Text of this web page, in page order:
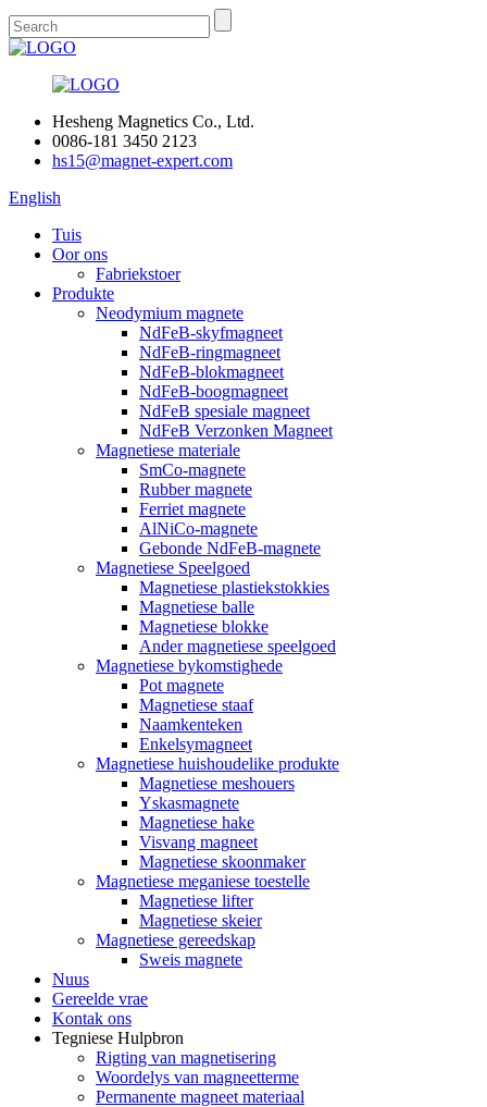
Hesheng Magnetics Co., Ltd.
0086-181 3450 2123
hs15@magnet-expert.com
English
Tuis
Oor ons
Fabriekstoer
Produkte
Neodymium magnete
NdFeB-skyfmagneet
NdFeB-ringmagneet
NdFeB-blokmagneet
NdFeB-boogmagneet
NdFeB spesiale magneet
NdFeB Verzonken Magneet
Magnetiese materiale
SmCo-magnete
Rubber magnete
Ferriet magnete
AlNiCo-magnete
Gebonde NdFeB-magnete
Magnetiese Speelgoed
Magnetiese plastiekstokkies
Magnetiese balle
Magnetiese blokke
Ander magnetiese speelgoed
Magnetiese bykomstighede
Pot magnete
Magnetiese staaf
Naamkenteken
Enkelsymagneet
Magnetiese huishoudelike produkte
Magnetiese meshouers
Yskasmagnete
Magnetiese hake
Visvang magneet
Magnetiese skoonmaker
Magnetiese meganiese toestelle
Magnetiese lifter
Magnetiese skeier
Magnetiese gereedskap
Sweis magnete
Nuus
Gereelde vrae
Kontak ons
Tegniese Hulpbron
Rigting van magnetisering
Woordelys van magneetterme
Permanente magneet materiaal